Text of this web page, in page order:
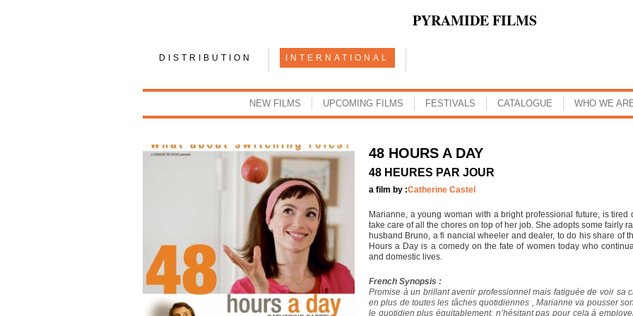
PYRAMIDE FILMS
DISTRIBUTION INTERNATIONAL
NEW FILMS UPCOMING FILMS FESTIVALS CATALOGUE WHO WE
48 HOURS A DAY
48 HEURES PAR JOUR
a film by :Catherine Castel
Marianne, a young woman with a bright professional future, is
take care of all the chores on top of her job. She adopts some fairly
husband Bruno, a fi nancial wheeler and dealer, to do his share of
Hours a Day is a comedy on the fate of women today who
and domestic lives.
French Synopsis :
Promise à un brillant avenir professionnel mais fatiguée de voir sa
en plus de toutes les tâches quotidiennes , Marianne va pousser
le quotidien plus équitablement, n’hésitant pas pour cela à